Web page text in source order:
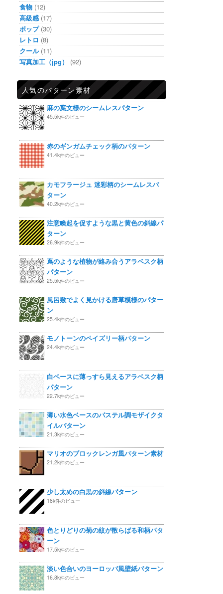
食物 (12)
高級感 (17)
ポップ(30)
レトロ (8)
クール(11)
写真加工（jpg）
(92)
人気のパターン素材
麻の葉文様のシームレスパターン
45.5k件のビュー
赤のギンガムチェック柄のパターン
41.4k件のビュー
カモフラージュ 迷彩柄のシームレスパ
ターン
40.2k件のビュー
注意喚起を促すような黒と黄色の斜線パ
ターン
26.9k件のビュー
蔦のような植物が絡み合うアラベスク柄
パターン
25.5k件のビュー
風呂敷でよく見かける唐草模様のパター
ン
25.4k件のビュー
モノトーンのペイズリー柄パターン
24.4k件のビュー
白ベースに薄っすら見えるアラベスク柄
パターン
22.7k件のビュー
薄い水色ベースのパステル調モザイクタ
イルパターン
21.3k件のビュー
マリオのブロックレンガ風パターン素材
21.2k件のビュー
少し太めの白黒の斜線パターン
18k件のビュー
色とりどりの菊の紋が散らばる和柄パタ
ーン
17.5k件のビュー
淡い色合いのヨーロッパ風壁紙パターン
16.8k件のビュー